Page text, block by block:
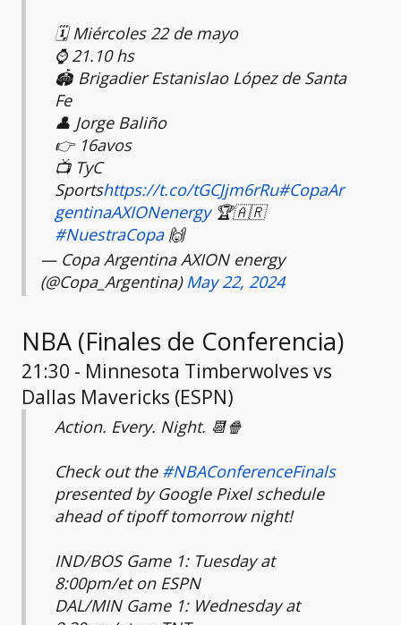
🗓️ Miércoles 22 de mayo
⌚ 21.10 hs
🏟️ Brigadier Estanislao López de Santa
Fe
👤 Jorge Baliño
👉 16avos
📺 TyC
Sportshttps://t.co/tGCJjm6rRu#CopaAr
gentinaAXIONenergy🏆🇦🇷
#NuestraCopa🙌
— Copa Argentina AXION energy
(@Copa_Argentina)May 22, 2024
NBA (Finales de Conferencia)
21:30 - Minnesota Timberwolves vs
Dallas Mavericks (ESPN)
Action. Every. Night. 📆🍿
Check out the #NBAConferenceFinals
presented by Google Pixel schedule
ahead of tipoff tomorrow night!
IND/BOS Game 1: Tuesday at
8:00pm/et on ESPN
DAL/MIN Game 1: Wednesday at